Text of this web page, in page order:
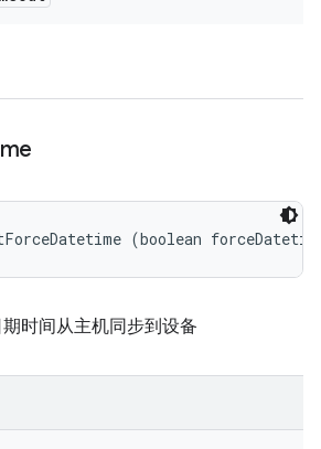
(boolean
时间从主机同步到设备